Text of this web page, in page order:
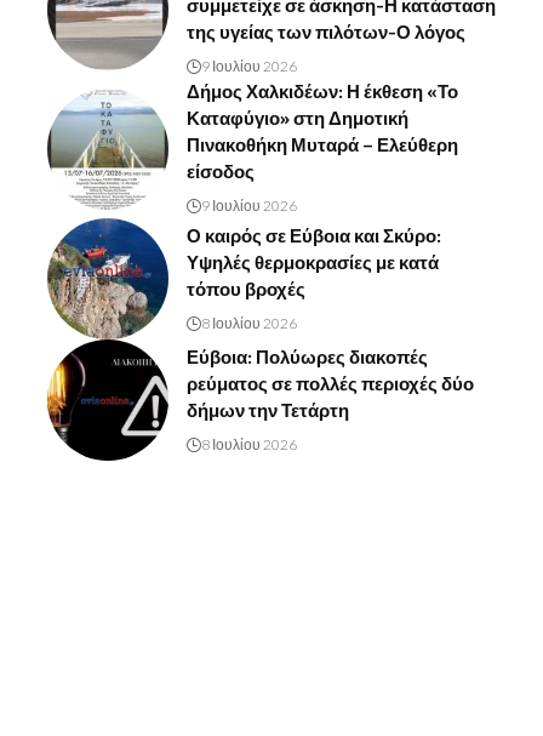
συμμετείχε σε άσκηση-Η κατάσταση
της υγείας των πιλότων-Ο λόγος
9 Ιουλίου 2026
Δήμος Χαλκιδέων: Η έκθεση «Το
Καταφύγιο» στη Δημοτική
Πινακοθήκη Μυταρά – Ελεύθερη
είσοδος
9 Ιουλίου 2026
Ο καιρός σε Εύβοια και Σκύρο:
Υψηλές θερμοκρασίες με κατά
τόπου βροχές
8 Ιουλίου 2026
Εύβοια: Πολύωρες διακοπές
ρεύματος σε πολλές περιοχές δύο
δήμων την Τετάρτη
8 Ιουλίου 2026